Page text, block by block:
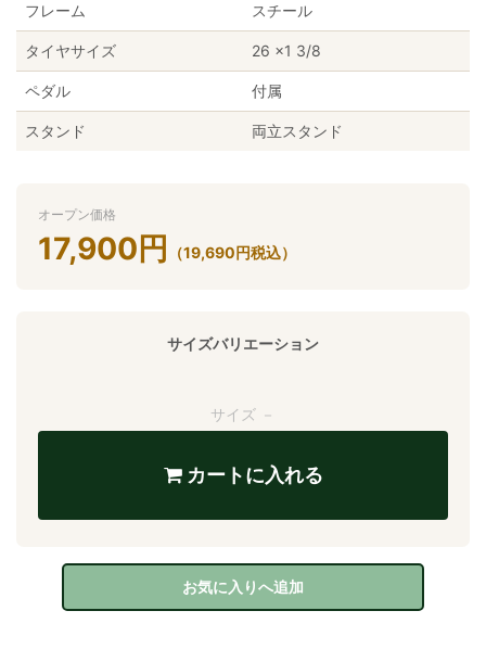
フレーム スチール
タイヤサイズ 26 ×1 3/8
ペダル 付属
スタンド 両立スタンド
オープン価格
17,900 円 （19,690円税込）
サイズバリエーション
サイズ －
カートに入れる
お気に入りへ追加